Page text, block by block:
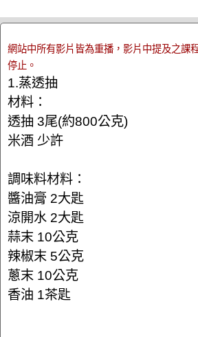
網站中所有影片皆為重播，影片中提及之課
停止。
1.蒸透抽
材料：
透抽 3尾(約800公克)
米酒 少許
調味料材料：
醬油膏 2大匙
涼開水 2大匙
蒜末 10公克
辣椒末 5公克
蔥末 10公克
香油 1茶匙